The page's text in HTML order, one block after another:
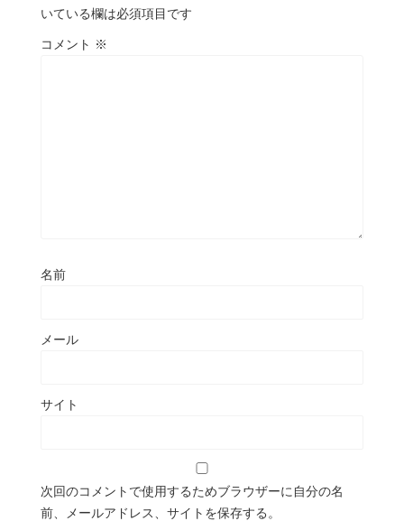
いている欄は必須項目です
コメント ※
名前
メール
サイト
次回のコメントで使用するためブラウザーに自分の名
前、メールアドレス、サイトを保存する。